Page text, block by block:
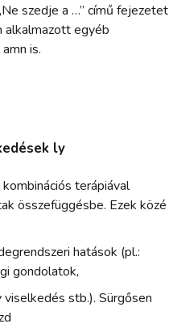
szedje a …” című fejezetet
alkalmazott egyéb
is.
ly
terápiával
összefüggésbe. Ezek közé
hatások (pl.:
gondolatok,
stb.). Sürgősen